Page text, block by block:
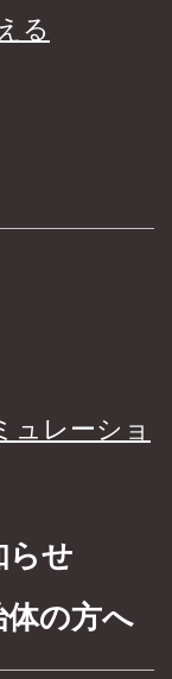
る
ュレーショ
らせ
体の方へ